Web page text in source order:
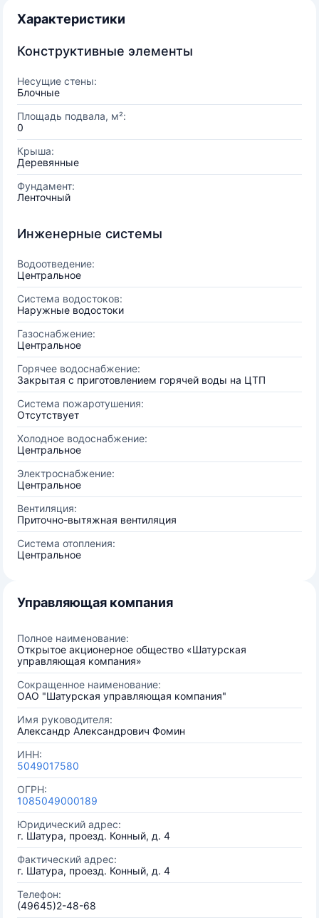
Характеристики
Конструктивные элементы
Несущие стены:
Блочные
Площадь подвала, м²:
0
Крыша:
Деревянные
Фундамент:
Ленточный
Инженерные системы
Водоотведение:
Центральное
Система водостоков:
Наружные водостоки
Газоснабжение:
Центральное
Горячее водоснабжение:
Закрытая с приготовлением горячей воды на ЦТП
Система пожаротушения:
Отсутствует
Холодное водоснабжение:
Центральное
Электроснабжение:
Центральное
Вентиляция:
Приточно-вытяжная вентиляция
Система отопления:
Центральное
Управляющая компания
Полное наименование:
Открытое акционерное общество «Шатурская
управляющая компания»
Сокращенное наименование:
ОАО "Шатурская управляющая компания"
Имя руководителя:
Александр Александрович Фомин
ИНН:
5049017580
ОГРН:
1085049000189
Юридический адрес:
г. Шатура, проезд. Конный, д. 4
Фактический адрес:
г. Шатура, проезд. Конный, д. 4
Телефон:
(49645)2-48-68